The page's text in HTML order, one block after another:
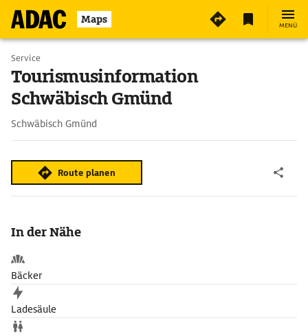
Maps MENÜ
Service
Tourismusinformation
Schwäbisch Gmünd
Schwäbisch Gmünd
Route planen
In der Nähe
Bäcker
Ladesäule